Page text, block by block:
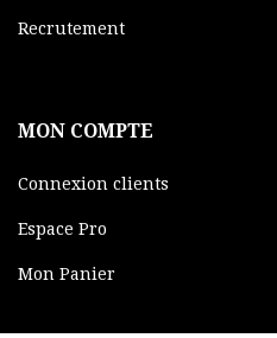
Recrutement
MON COMPTE
Connexion clients
Espace Pro
Mon Panier